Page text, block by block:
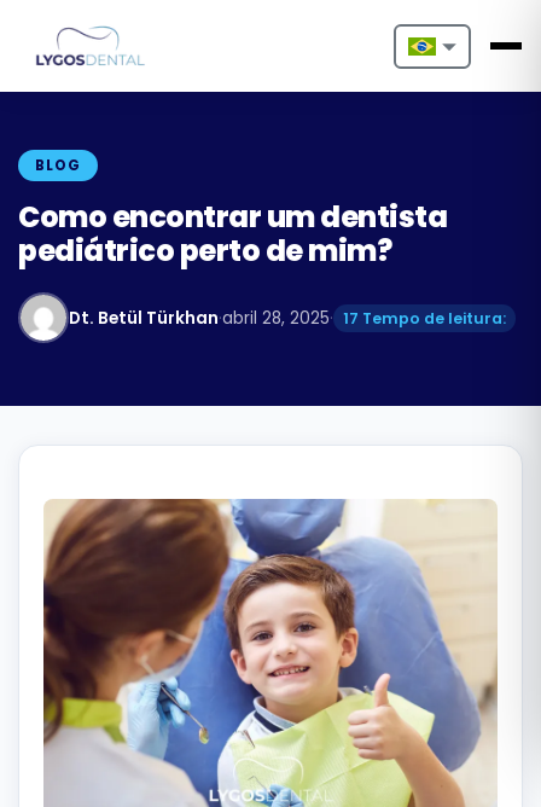
Nederlands
Français
Português
Български
Română
Русский
BLOG
Como encontrar um dentista
pediátrico perto de mim?
Dt. Betül Türkhan·abril 28, 2025· 17 Tempo de leitura: